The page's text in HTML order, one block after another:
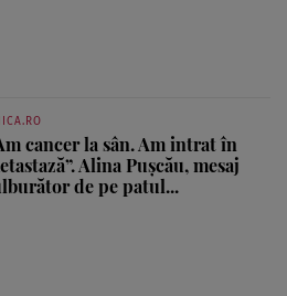
cancer la sân. Am intrat în
Alina Pușcău, mesaj
de pe patul...